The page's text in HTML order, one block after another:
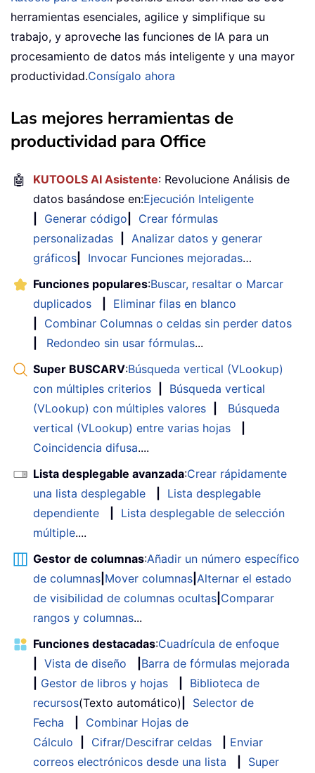
herramientas esenciales, agilice y simplifique su
trabajo, y aproveche las funciones de IA para un
procesamiento de datos más inteligente y una mayor
productividad.Consígalo ahora
Las mejores herramientas de
productividad para Office
🤖 KUTOOLS AI Asistente: Revolucione Análisis de
datos basándose en:Ejecución Inteligente
Generar código
Crear fórmulas
personalizadas
Analizar datos y generar
gráficos
Invocar Funciones mejoradas…
Funciones populares:Buscar, resaltar o Marcar
duplicados
Eliminar filas en blanco
Combinar Columnas o celdas sin perder datos
Redondeo sin usar fórmulas...
Super BUSCARV:Búsqueda vertical (VLookup)
con múltiples criterios
Búsqueda vertical
(VLookup) con múltiples valores
Búsqueda
vertical (VLookup) entre varias hojas
Coincidencia difusa....
Lista desplegable avanzada:Crear rápidamente
una lista desplegable
Lista desplegable
dependiente
Lista desplegable de selección
múltiple....
Gestor de columnas:Añadir un número específico
de columnas Mover columnas Alternar el estado
de visibilidad de columnas ocultas Comparar
rangos y columnas...
Funciones destacadas:Cuadrícula de enfoque
Vista de diseño
Barra de fórmulas mejorada
Gestor de libros y hojas
Biblioteca de
recursos(Texto automático)
Selector de
Fecha
Combinar Hojas de
Cálculo
Cifrar/Descifrar celdas
Enviar
correos electrónicos desde una lista
Super